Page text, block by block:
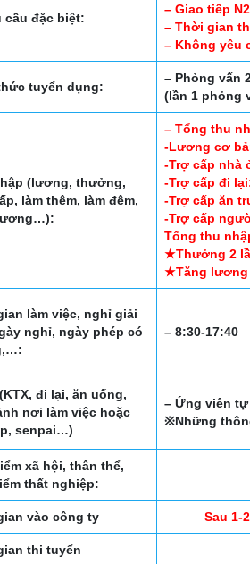
cầu đặc biệt:
– Giao tiếp
– Thời gian
– Không yêu
tuyển dụng:
– Phỏng vấn
(lần 1 phỏng
(lương, thưởng,
làm thêm, làm đêm,
– Tổng thu
-Lương cơ
-Trợ cấp nhà
-Trợ cấp đi
-Trợ cấp ăn
-Trợ cấp
Tổng thu
★Thưởng 2
★Tăng lương
làm việc, nghỉ giải
nghỉ, ngày phép có
– 8:30-17:40
đi lại, ăn uống,
nơi làm việc hoặc
senpai…)
– Ứng viên
※Những
xã hội, thân thể,
thất nghiệp:
vào công ty Sau 1-
thi tuyển